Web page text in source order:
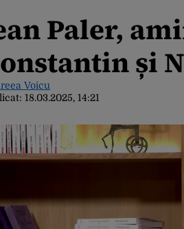
Paler,
și
Voicu
18.03.2025, 14:21